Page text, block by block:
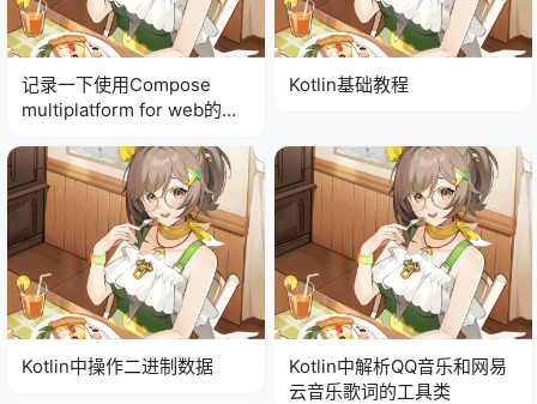
记录一下使用Compose
multiplatform for web的使
Kotlin基础教程
Kotlin中操作二进制数据
Kotlin中解析QQ音乐和网易
云音乐歌词的工具类